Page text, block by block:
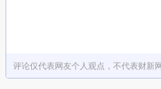
评论仅代表网友个人观点，不代表财新